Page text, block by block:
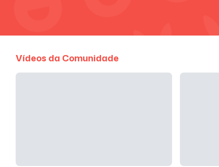
Vídeos da Comunidade